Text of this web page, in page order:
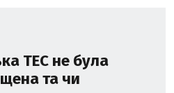
ТЕС не була
та чи